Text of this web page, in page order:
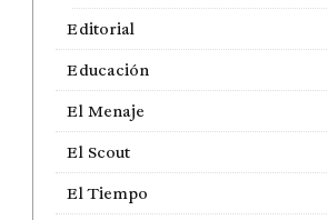
Editorial
Educación
El Menaje
El Scout
El Tiempo